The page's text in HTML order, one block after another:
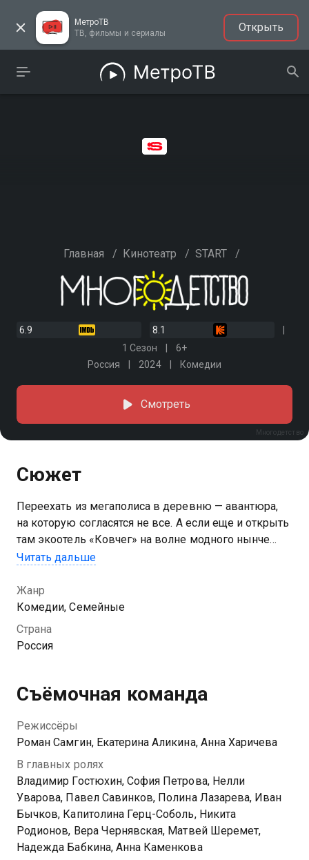
МетроТВ
ТВ, фильмы и сериалы
Открыть
Главная / Кинотеатр / START /
6.9
8.1
1 Сезон
6+
Россия
2024 Комедии
Многодетство
Смотреть
Сюжет
Переехать из мегаполиса в деревню — авантюра,
на которую согласятся не все. А если еще и открыть
там экоотель «Ковчег» на волне модного нынче
внутреннего туризма? Именно так поступает
Завражье архитектор Павел вместе с женой и
детьми реставрируют заброшенные дома, приводят
в порядок территорию и завлекают в гостиницу
новых клиентов — хотя с ними, конечно, будет
семейный отель, в который Герасимовы вложили
столько сил.
Читать дальше
Жанр
Комедии, Семейные
Страна
Россия
Съёмочная команда
Режиссёры
Роман Самгин, Екатерина Аликина, Анна Харичева
В главных ролях
Владимир Гостюхин, София Петрова, Нелли
Уварова, Павел Савинков, Полина Лазарева, Иван
Бычков, Капитолина Герц-Соболь, Никита
Родионов, Вера Чернявская, Матвей Шеремет,
Надежда Бабкина, Анна Каменкова